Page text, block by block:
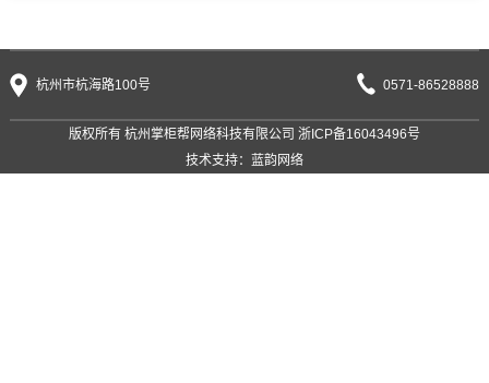
杭州市杭海路100号 0571-86528888
版权所有 杭州掌柜帮网络科技有限公司 浙ICP备16043496号
技术支持： 蓝韵网络